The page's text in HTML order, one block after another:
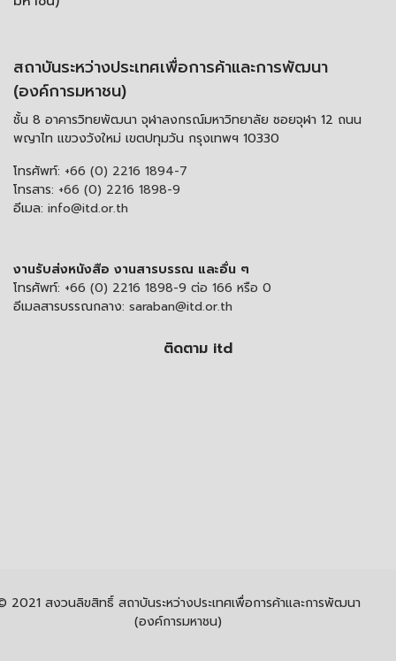
สถาบันระหว่างประเทศเพื่อการค้าและการพัฒนา
(องค์การมหาชน)
ชั้น 8 อาคารวิทยพัฒนา จุฬาลงกรณ์มหาวิทยาลัย ซอยจุฬา 12 ถนน
พญาไท แขวงวังใหม่ เขตปทุมวัน กรุงเทพฯ 10330
โทรศัพท์: +66 (0) 2216 1894-7
โทรสาร: +66 (0) 2216 1898-9
อีเมล: info@itd.or.th
งานรับส่งหนังสือ งานสารบรรณ และอื่น ๆ
โทรศัพท์: +66 (0) 2216 1898-9 ต่อ 166 หรือ 0
อีเมลสารบรรณกลาง: saraban@itd.or.th
ติดตาม itd
2021 สงวนลิขสิทธิ์ สถาบันระหว่างประเทศเพื่อการค้าและการพัฒนา
(องค์การมหาชน)